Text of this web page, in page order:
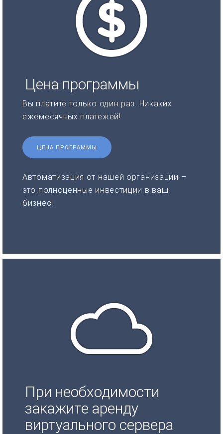
Цена программы
Вы платите только один раз. Никаких
ежемесячных платежей!
ЦЕНА ПРОГРАММЫ
Автоматизация от нашей организации –
это полноценные инвестиции в ваш
бизнес!
При необходимости
закажите аренду
виртуального сервера